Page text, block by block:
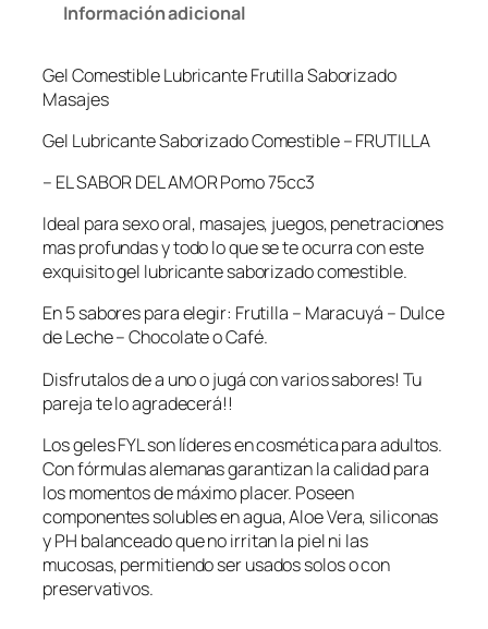
s
t
i
b
l
L
u
b
i
c
a
n
t
e
F
r
u
t
i
l
Información adicional
Gel Comestible Lubricante Frutilla Saborizado
Masajes
Gel Lubricante Saborizado Comestible – FRUTILLA
– EL SABOR DEL AMOR Pomo 75cc3
Ideal para sexo oral, masajes, juegos, penetraciones
mas profundas y todo lo que se te ocurra con este
exquisito gel lubricante saborizado comestible.
En 5 sabores para elegir: Frutilla – Maracuyá – Dulce
de Leche – Chocolate o Café.
Disfrutalos de a uno o jugá con varios sabores! Tu
pareja te lo agradecerá!!
Los geles FYL son líderes en cosmética para adultos.
Con fórmulas alemanas garantizan la calidad para
los momentos de máximo placer. Poseen
componentes solubles en agua, Aloe Vera, siliconas
y PH balanceado que no irritan la piel ni las
mucosas, permitiendo ser usados solos o con
preservativos.